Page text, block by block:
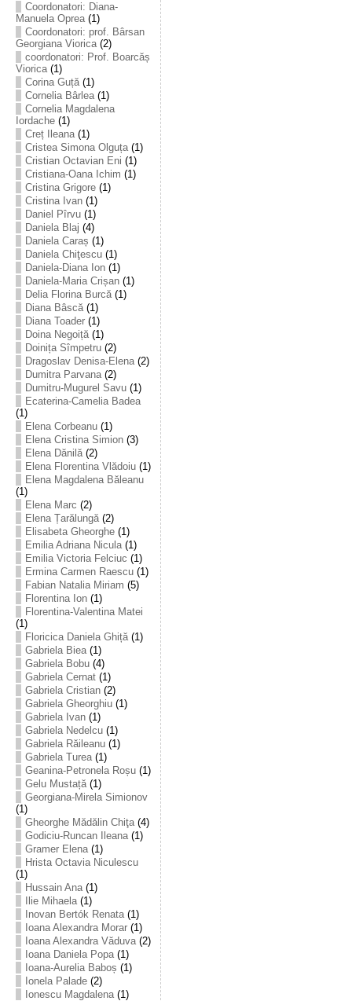
Coordonatori: Diana-
Manuela Oprea(1)
Coordonatori: prof. Bârsan
Georgiana Viorica(2)
coordonatori: Prof. Boarcăș
Viorica(1)
Corina Guță(1)
Cornelia Bârlea(1)
Cornelia Magdalena
Iordache(1)
Creț Ileana(1)
Cristea Simona Olguța(1)
Cristian Octavian Eni (1)
Cristiana-Oana Ichim (1)
Cristina Grigore(1)
Cristina Ivan(1)
Daniel Pîrvu(1)
Daniela Blaj (4)
Daniela Caraș (1)
Daniela Chiţescu(1)
Daniela-Diana Ion(1)
Daniela-Maria Crișan(1)
Delia Florina Burcă(1)
Diana Bâscă(1)
Diana Toader(1)
Doina Negoiță(1)
Doinița Sîmpetru(2)
Dragoslav Denisa-Elena(2)
Dumitra Parvana(2)
Dumitru-Mugurel Savu(1)
Ecaterina-Camelia Badea
(1)
Elena Corbeanu(1)
Elena Cristina Simion(3)
Elena Dănilă(2)
Elena Florentina Vlădoiu(1)
Elena Magdalena Băleanu
(1)
Elena Marc (2)
Elena Țarălungă(2)
Elisabeta Gheorghe(1)
Emilia Adriana Nicula(1)
Emilia Victoria Felciuc (1)
Ermina Carmen Raescu(1)
Fabian Natalia Miriam (5)
Florentina Ion(1)
Florentina-Valentina Matei
(1)
Floricica Daniela Ghiță(1)
Gabriela Biea(1)
Gabriela Bobu(4)
Gabriela Cernat(1)
Gabriela Cristian(2)
Gabriela Gheorghiu(1)
Gabriela Ivan(1)
Gabriela Nedelcu(1)
Gabriela Răileanu(1)
Gabriela Turea(1)
Geanina-Petronela Roșu(1)
Gelu Mustață(1)
Georgiana-Mirela Simionov
(1)
Gheorghe Mădălin Chiţa(4)
Godiciu-Runcan Ileana(1)
Gramer Elena(1)
Hrista Octavia Niculescu
(1)
Hussain Ana(1)
Ilie Mihaela(1)
Inovan Bertók Renata(1)
Ioana Alexandra Morar(1)
Ioana Alexandra Văduva(2)
Ioana Daniela Popa(1)
Ioana-Aurelia Baboș (1)
Ionela Palade(2)
Ionescu Magdalena(1)